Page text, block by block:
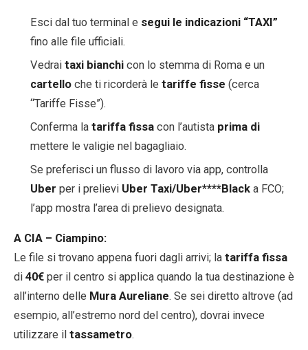
Esci dal tuo terminal e segui le indicazioni “TAXI”
fino alle file ufficiali.
Vedrai taxi bianchi con lo stemma di Roma e un
cartello che ti ricorderà le tariffe fisse (cerca
“Tariffe Fisse”).
Conferma la tariffa fissa con l’autista prima di
mettere le valigie nel bagagliaio.
Se preferisci un flusso di lavoro via app, controlla
Uber per i prelievi Uber Taxi/Uber****Black a FCO;
l’app mostra l’area di prelievo designata.
A CIA – Ciampino:
Le file si trovano appena fuori dagli arrivi; la tariffa fissa
di 40€ per il centro si applica quando la tua destinazione è
all’interno delle Mura Aureliane. Se sei diretto altrove (ad
esempio, all’estremo nord del centro), dovrai invece
utilizzare il tassametro.